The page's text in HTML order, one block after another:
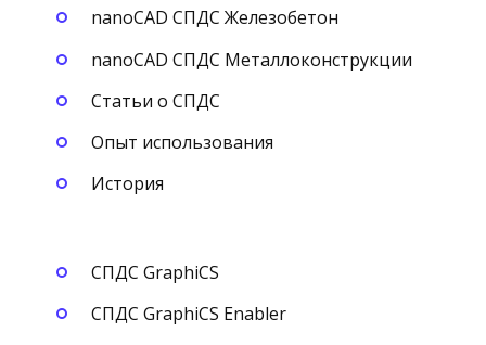
nanoCAD СПДС Железобетон
nanoCAD СПДС Металлоконструкции
Статьи о СПДС
Опыт использования
История
СПДС GraphiCS
СПДС GraphiCS Enabler